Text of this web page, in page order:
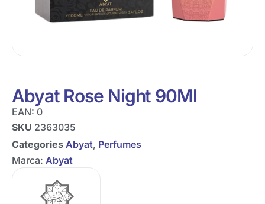
Abyat Rose Night 90Ml
EAN: 0
SKU 2363035
Categories Abyat, Perfumes
Marca: Abyat